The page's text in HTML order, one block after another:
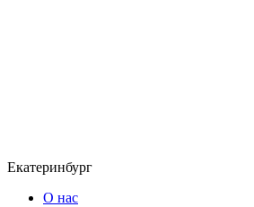
Екатеринбург
О нас